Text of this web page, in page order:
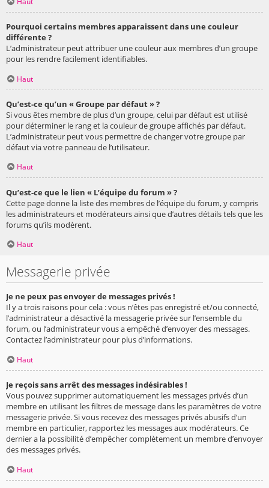
Pourquoi certains membres apparaissent dans une couleur
différente ?
L’administrateur peut attribuer une couleur aux membres d’un groupe
pour les rendre facilement identifiables.
Haut
Qu’est-ce qu’un « Groupe par défaut » ?
Si vous êtes membre de plus d’un groupe, celui par défaut est utilisé
pour déterminer le rang et la couleur de groupe affichés par défaut.
L’administrateur peut vous permettre de changer votre groupe par
défaut via votre panneau de l’utilisateur.
Haut
Qu’est-ce que le lien « L’équipe du forum » ?
Cette page donne la liste des membres de l’équipe du forum, y compris
les administrateurs et modérateurs ainsi que d’autres détails tels que les
forums qu’ils modèrent.
Haut
Messagerie privée
Je ne peux pas envoyer de messages privés !
Il y a trois raisons pour cela : vous n’êtes pas enregistré et/ou connecté,
l’administrateur a désactivé la messagerie privée sur l’ensemble du
forum, ou l’administrateur vous a empêché d’envoyer des messages.
Contactez l’administrateur pour plus d’informations.
Haut
Je reçois sans arrêt des messages indésirables !
Vous pouvez supprimer automatiquement les messages privés d’un
membre en utilisant les filtres de message dans les paramètres de votre
messagerie privée. Si vous recevez des messages privés abusifs d’un
membre en particulier, rapportez les messages aux modérateurs. Ce
dernier a la possibilité d’empêcher complètement un membre d’envoyer
des messages privés.
Haut